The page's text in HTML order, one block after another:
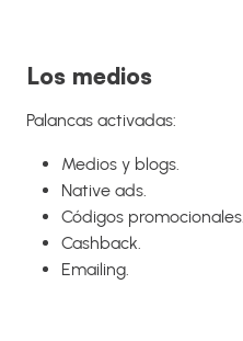
Los medios
Palancas activadas:
Medios y blogs.
Native ads.
Códigos promocionales.
Cashback.
Emailing.